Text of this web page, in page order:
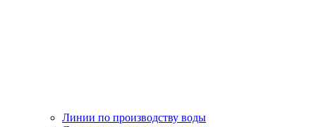
Линии по производству воды